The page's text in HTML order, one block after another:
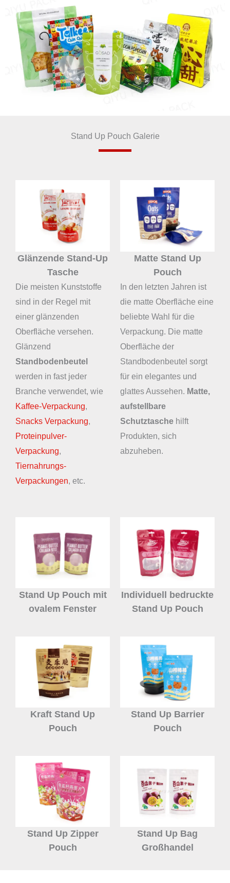
Stand Up Pouch Galerie
Glänzende Stand-Up
Tasche
Die meisten Kunststoffe
sind in der Regel mit
einer glänzenden
Oberfläche versehen.
Glänzend
Standbodenbeutel
werden in fast jeder
Branche verwendet, wie
Kaffee-Verpackung,
Snacks Verpackung,
Proteinpulver-
Verpackung,
Tiernahrungs-
Verpackungen, etc.
Matte Stand Up
Pouch
In den letzten Jahren ist
die matte Oberfläche eine
beliebte Wahl für die
Verpackung. Die matte
Oberfläche der
Standbodenbeutel sorgt
für ein elegantes und
glattes Aussehen. Matte,
aufstellbare
Schutztasche hilft
Produkten, sich
abzuheben.
Stand Up Pouch mit
ovalem Fenster
Individuell bedruckte
Stand Up Pouch
Kraft Stand Up
Pouch
Stand Up Barrier
Pouch
Stand Up Zipper
Pouch
Stand Up Bag
Großhandel